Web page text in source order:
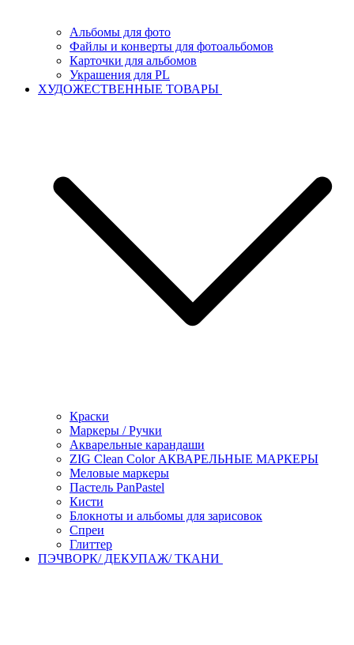
Альбомы для фото
Файлы и конверты для фотоальбомов
Карточки для альбомов
Украшения для PL
ХУДОЖЕСТВЕННЫЕ ТОВАРЫ
Краски
Маркеры / Ручки
Акварельные карандаши
ZIG Clean Color АКВАРЕЛЬНЫЕ МАРКЕРЫ
Меловые маркеры
Пастель PanPastel
Кисти
Блокноты и альбомы для зарисовок
Спреи
Глиттер
ПЭЧВОРК/ ДЕКУПАЖ/ ТКАНИ